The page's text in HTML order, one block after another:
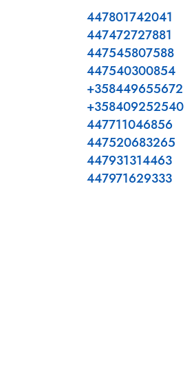
447801742041
447472727881
447545807588
447540300854
+358449655672
+358409252540
447711046856
447520683265
447931314463
447971629333